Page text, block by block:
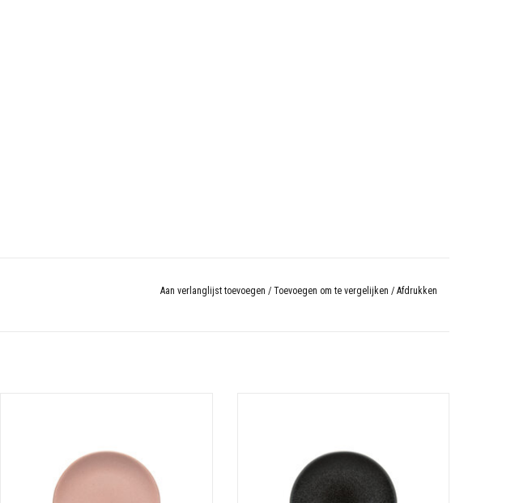
Aan verlanglijst toevoegen / Toevoegen om te vergelijken / Afdrukken